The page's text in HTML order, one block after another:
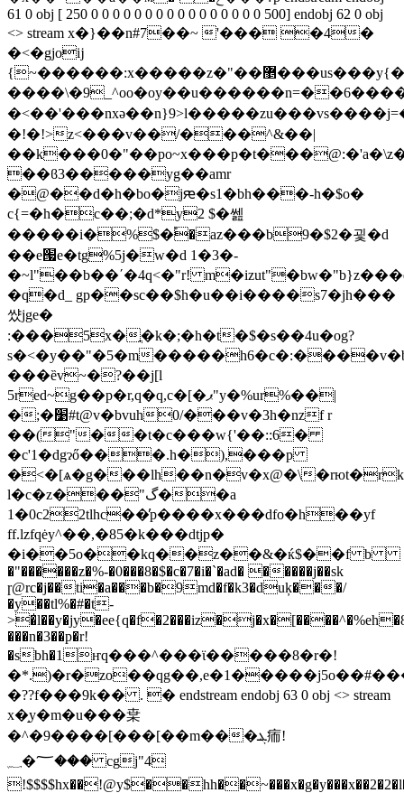
61 0 obj [ 250 0 0 0 0 0 0 0 0 0 0 0 0 0 0 0 0 500] endobj 62 0 obj
<> stream x�}��n#7��~ '��� �4�
�<�gjoĳ
{~������:x�����z�"��޵���us���y{��n���i}y�~ڮ��������n�}=�o��w�c������twx|
�<��'���n
�!�!>z<���v��/���^&��|
��ϐ3�����yg��amr
�@��d�h�bo�jԙ�s1�bh���-h�$o�
c{=�h�c��;�d*y2 $�쎒
�����i�%$�֠�az���b9�$2�굋�d
��e՗e�tg%5j�w�d 1�3�-
�~l"��b��΄�4q<�"r!
�q�d_ gp��sc��$h�u��i����s7�jh���
썄jge�
:���5x�ֳ�k�;�h�t�$�s��4u�og?
s�<�y��"�5�m
���ȅv~�?��j[l
5red~g��p�r,q�q,c�[�ޕ"y�%ur%��|
�;�׹#t@v�bvuh0/���v�3h�nzf r
��("��t�c���w{'��::6�
�c'1�dgɂő���.h�),���p
�<�[ѧ�g���lh��n�v�x@�\
l�c�z���"گ��a
1�0c22tlhc��̓p����x���dfo�h��yf
ff.lzfqėy^��,�85�k���dtjp�
�i��5o��kq��z��&�ќ$��f b
�"������z�%-�0���8�$�c�7�i�`�ad� �����j��sk
ɼ@rc�j��ti�a���b�9md�f�k3�duķ���/
�y��tl%�#�t-
���n�3��p�r!
�sbh�1ҥq���^���ϊ�����8�r�!
�??f���9k�� . � endstream endobj 63 0 obj <> stream
x�̝y�m�u���枽
�^�9����[���[��m���ܔ㾍!
!$$$$hx��!@y$��hh��~���x�g�y���x��2